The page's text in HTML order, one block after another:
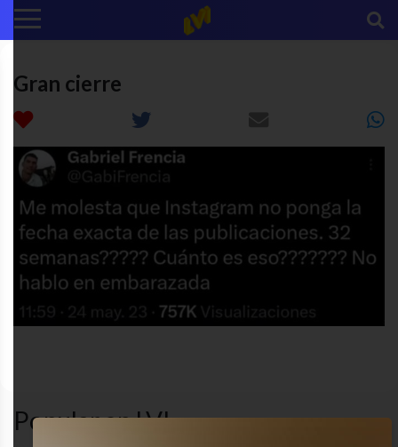
Gran cierre
Popular en LVI